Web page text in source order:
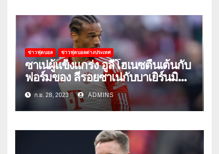
ข่าวฟุตบอล ข่าวฟุตบอลต่างประเทศ
ซาเน่ผู้แข็งแกร่ง อูลี่โฮเนซตื่นเต้นกับ
ฟอร์มของ ลีรอยซาเน่กับบาเยิร์นมิ
วนิคก.ย. 28, 2023 ADMINS